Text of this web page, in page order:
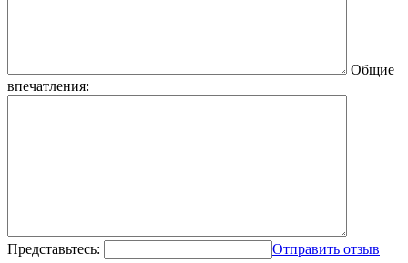
Общие
впечатления:
Представьтесь: Отправить отзыв